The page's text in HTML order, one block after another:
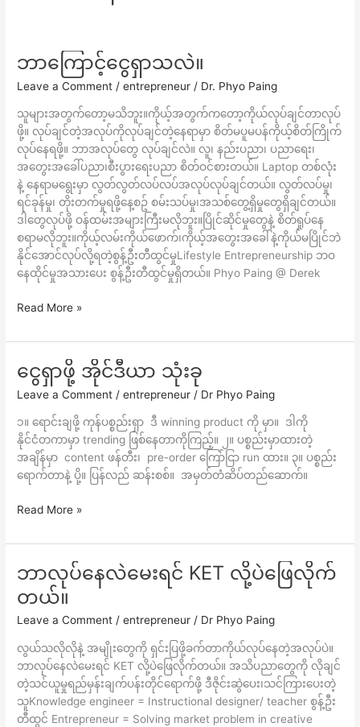
ဘာကြောင့်ငွေရှာသလဲ။
Leave a Comment /entrepreneur / Dr. Phyo Paing
သူများအတွက်တော့မသိဘူး။ကိုယ့်အတွက်ကတော့ကိုယ်လုပ်ချင်တာလုပ်
ဖို့။ လုပ်ချင်တဲ့အလုပ်ကိုလုပ်ချင်တဲ့နေရာမှာ စိတ်မပူမပန်ကိုယ့်စိတ်ကြိုက်
လုပ်နေရဖို့။ ဘာအလုပ်တွေ လုပ်ချင်လဲ။ လူ၊ နည်းပညာ၊ ပညာရေး၊
အတွေးအခေါ်ပညာ၊စီးပွားရေးပညာ စိတ်ဝင်စားတယ်။ Laptop တစ်လုံး
နဲ့ နေရာမရွေးမှာ လွတ်လွတ်လပ်လပ်အလုပ်လုပ်ချင်တယ်။ လွတ်လပ်မှု၊
ရင်ခုန်မှု၊ တိုးတက်မှုရဖို့နေ့စဥ် စမ်းသပ်မှု၊အသစ်တွေ့ရှိမှုတွေရှိချင်တယ်။
ဒါတွေလုပ်ဖို့ ဝန်ထမ်းအများကြီးမလိုဘူး။ပြိုင်ဆိုင်မှုတွေနဲ့ စိတ်ရှုပ်နေ
စရာမလိုဘူး။ကိုယ့်လမ်းကိုယ်ဖောက်၊ကိုယ့်အတွေးအခေါ်နဲ့ကိုယ်မပြိုင်ဘဲ
နိုင်အောင်လုပ်လို့ရတဲ့စွန့်ဦးတီထွင်မှုLifestyle Entrepreneurship ဘဝ
နေထိုင်မှုအသားပေး စွန့်ဦးတီထွင်မှုရှိတယ်။ Phyo Paing @ Derek
ဘာ
င့်
ငွေ
ရှာ
သလဲ။
Read More »
ငွေရှာဖို့ အိုင်ဒီယာ သုံးခု
Leave a Comment /entrepreneur / Dr Phyo Paing
၁။ ရောင်းချဖို့ ကုန်ပစ္စည်းရှာ ဒီ winning product ကို မှာ။ ဒါကို
နိုင်ငံတကာမှာ trending ဖြစ်နေတာကိုကြည့်။ ၂။ ပစ္စည်းမှာထားတဲ့
အချိန်မှာ content ဖန်တီး၊ pre-order ကြော်ငြာ run ထား။ ၃။ ပစ္စည်း
ရောက်တာနဲ့ ပို့။ ပြန်လည် ဆန်းစစ်။ အမှတ်တံဆိပ်တည်ဆောက်။
ငွေ
ဖို့
အိုင်
ဒီ
ယာ
သုံး
Read More »
ဘာလုပ်နေလဲမေးရင် KET လို့ပဲဖြေလိုက်
တယ်။
Leave a Comment /entrepreneur / Dr Phyo Paing
လွယ်သလိုလိုနဲ့ အမျိုးတွေကို ရှင်းပြဖို့ခက်တာကိုယ်လုပ်နေတဲ့အလုပ်ပဲ။
ဘာလုပ်နေလဲမေးရင် KET လို့ပဲဖြေလိုက်တယ်။ အသိပညာတွေကို လိုချင်
တဲ့သင်ယူမှုရည်မှန်းချက်ပန်းတိုင်ရောက်ဖို့ ဒီဇိုင်းဆွဲပေး၊သင်ကြားပေးတဲ့
သူKnowledge engineer = Instructional designer/ teacher စွန့်ဦး
တီထွင် Entrepreneur = Solving market problem in creative
ဘာ
နေ
လဲ
ရင်
KET
လို့
ပဲ